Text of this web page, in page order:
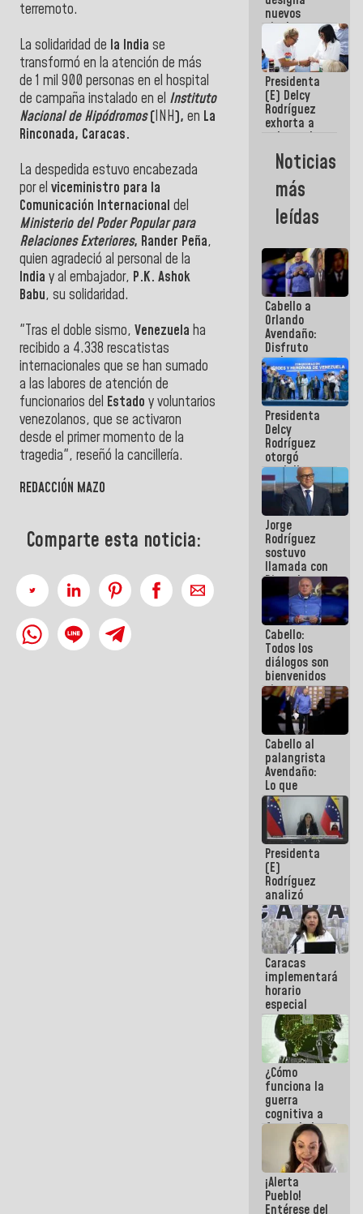
terremoto.
La solidaridad de la India se
transformó en la atención de más
de 1 mil 900 personas en el hospital
de campaña instalado en el Instituto
Nacional de Hipódromos(INH), en La
Rinconada, Caracas.
La despedida estuvo encabezada
por el viceministro para la
Comunicación Internacional del
Ministerio del Poder Popular para
Relaciones Exteriores, Rander Peña,
quien agradeció al personal de la
India y al embajador, P.K. Ashok
Babu, su solidaridad.
"Tras el doble sismo, Venezuela ha
recibido a 4.338 rescatistas
internacionales que se han sumado
a las labores de atención de
funcionarios del Estado y voluntarios
venezolanos, que se activaron
desde el primer momento de la
tragedia", reseñó la cancillería.
REDACCIÓN MAZO
Comparte esta noticia:
nuevos
titulares en
Viceministerio
de Energía
Eléctrica y
CORPOELEC
Presidenta
(E) Delcy
Rodríguez
exhorta a
gobernadores
y alcaldes a
edificar
casas para
abuelos
Noticias
más
leídas
Cabello a
Orlando
Avendaño:
Disfruto
cada vez
que escribes
porque lo
que haces
es
embarrarla
Presidenta
Delcy
Rodríguez
otorgó
medalla
"Héroe de
Venezuela"
a servidores
públicos
Jorge
Rodríguez
sostuvo
llamada con
Dinorah
Figuera y
acuerdan
primer
encuentro
presencial
para el
diálogo
Cabello:
Todos los
diálogos son
bienvenidos
siempre que
estén en el
marco de la
Constitución
de la
República
Cabello al
palangrista
Avendaño:
Lo que
vayas a
escribir
hazlo hoy
por que no
sabemos si
la semana
que viene
hay
programa
Presidenta
(E)
Rodríguez
analizó
junto a
gobernadores
planes de
recuperación
del Sistema
Eléctrico
Nacional
Caracas
implementará
horario
especial
para
adaptarse
al plan de
ahorro
energético
¿Cómo
funciona la
guerra
cognitiva a
favor de la
narrativa
hegemónica?
(1)
¡Alerta
Pueblo!
Entérese del